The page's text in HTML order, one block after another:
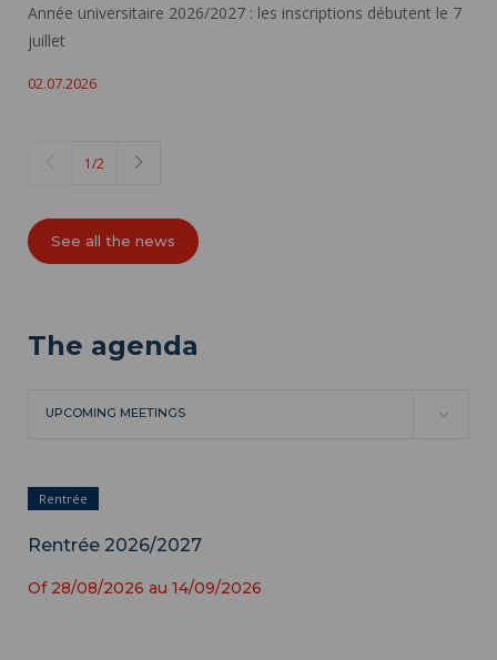
Année universitaire 2026/2027 : les inscriptions débutent le 7
juillet
02.07.2026
1/2
See all the news
The agenda
UPCOMING MEETINGS
Rentrée
Rentrée 2026/2027
Of 28/08/2026 au 14/09/2026